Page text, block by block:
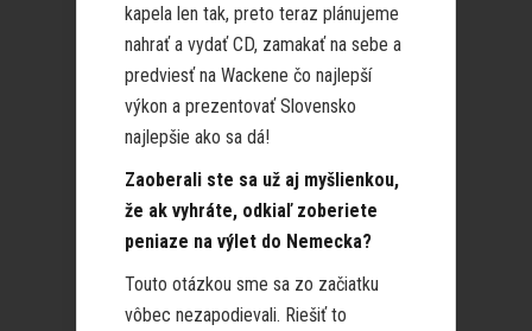
kapela len tak, preto teraz plánujeme
nahrať a vydať CD, zamakať na sebe a
predviesť na Wackene čo najlepší
výkon a prezentovať Slovensko
najlepšie ako sa dá!
Zaoberali ste sa už aj myšlienkou,
že ak vyhráte, odkiaľ zoberiete
peniaze na výlet do Nemecka?
Touto otázkou sme sa zo začiatku
vôbec nezapodievali. Riešiť to